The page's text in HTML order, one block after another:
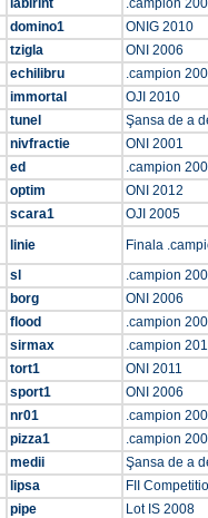
labirint
.campion
domino1
ONIG 2010
tzigla
ONI 2006
echilibru
.campion
immortal
OJI 2010
tunel
Şansa de a
nivfractie
ONI 2001
ed
.campion
optim
ONI 2012
scara1
OJI 2005
linie
Finala
sl
.campion
borg
ONI 2006
flood
.campion
sirmax
.campion
tort1
ONI 2011
sport1
ONI 2006
nr01
.campion
pizza1
.campion
medii
Şansa de a
lipsa
FII
pipe
Lot IS 2008